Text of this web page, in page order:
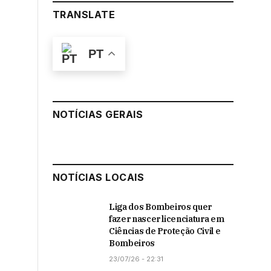
TRANSLATE
PT
NOTÍCIAS GERAIS
NOTÍCIAS LOCAIS
Liga dos Bombeiros quer
fazer nascer licenciatura em
Ciências de Proteção Civil e
Bombeiros
23/07/26 - 22:31